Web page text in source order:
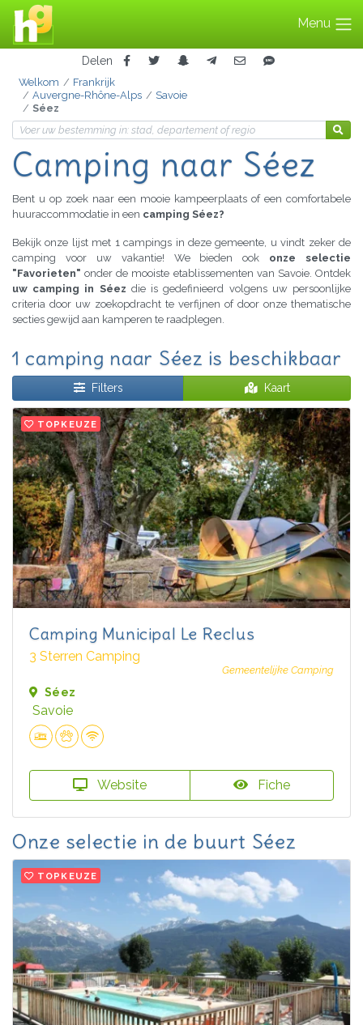
Menu
Delen
Welkom
Frankrijk
Auvergne-Rhône-Alps
Savoie
Séez
Camping naar Séez
Bent u op zoek naar een mooie kampeerplaats of een comfortabele
huuraccommodatie in een camping Séez?
Bekijk onze lijst met 1 campings in deze gemeente, u vindt zeker de
camping voor uw vakantie! We bieden ook onze selectie
"Favorieten" onder de mooiste etablissementen van Savoie. Ontdek
uw camping in Séez die is gedefinieerd volgens uw persoonlijke
criteria door uw zoekopdracht te verfijnen of door onze thematische
secties gewijd aan kamperen te raadplegen.
1 camping naar Séez is beschikbaar
Filters Kaart
TOPKEUZE
Camping Municipal Le Reclus
3 Sterren Camping
Gemeentelijke Camping
Séez
Savoie
Website Fiche
Onze selectie in de buurt Séez
TOPKEUZE